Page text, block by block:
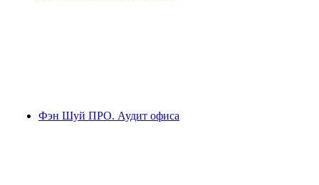
Фэн Шуй ПРО. Аудит офиса